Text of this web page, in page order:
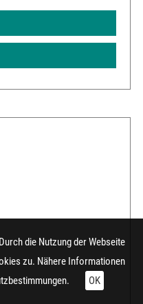
die Nutzung der Webseite
zu. Nähere Informationen
OK